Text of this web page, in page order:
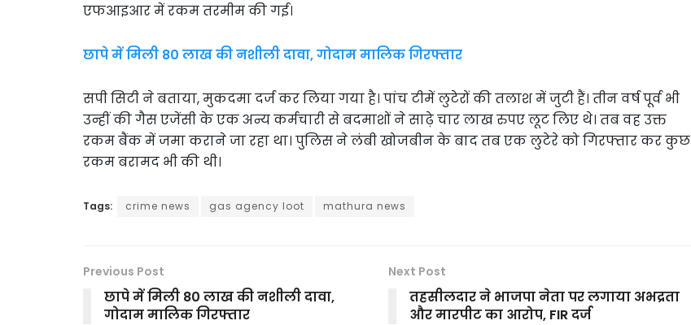
एफआइआर में रकम तरमीम की गई।
छापे में मिली 80 लाख की नशीली दावा, गोदाम मालिक गिरफ्तार
सपी सिटी ने बताया, मुकदमा दर्ज कर लिया गया है। पांच टीमें लुटेरों की तलाश में जुटी हैं। तीन वर्ष पूर्व भी
उन्हीं की गैस एजेंसी के एक अन्य कर्मचारी से बदमाशों ने साढ़े चार लाख रुपए लूट लिए थे। तब वह उक्त
रकम बैंक में जमा कराने जा रहा था। पुलिस ने लंबी खोजबीन के बाद तब एक लुटेरे को गिरफ्तार कर कुछ
रकम बरामद भी की थी।
Tags: crime news gas agency loot mathura news
Previous Post
छापे में मिली 80 लाख की नशीली दावा,
गोदाम मालिक गिरफ्तार
Next Post
तहसीलदार ने भाजपा नेता पर लगाया अभद्रता
और मारपीट का आरोप, FIR दर्ज